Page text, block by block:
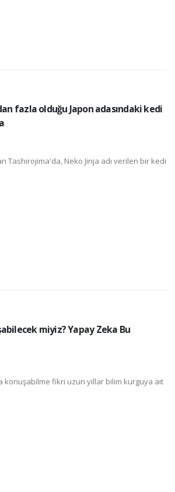
fazla olduğu Japon adasındaki kedi
Tashirojima'da, Neko Jinja adı verilen bir kedi
miyiz? Yapay Zeka Bu
konuşabilme fikri uzun yıllar bilim kurguya ait